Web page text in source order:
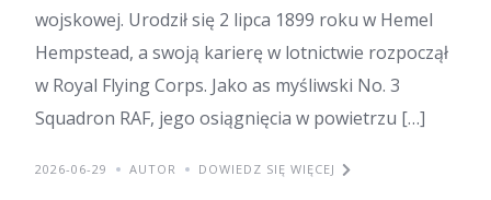
wojskowej. Urodził się 2 lipca 1899 roku w Hemel
Hempstead, a swoją karierę w lotnictwie rozpoczął
w Royal Flying Corps. Jako as myśliwski No. 3
Squadron RAF, jego osiągnięcia w powietrzu […]
2026-06-29 AUTOR DOWIEDZ SIĘ WIĘCEJ